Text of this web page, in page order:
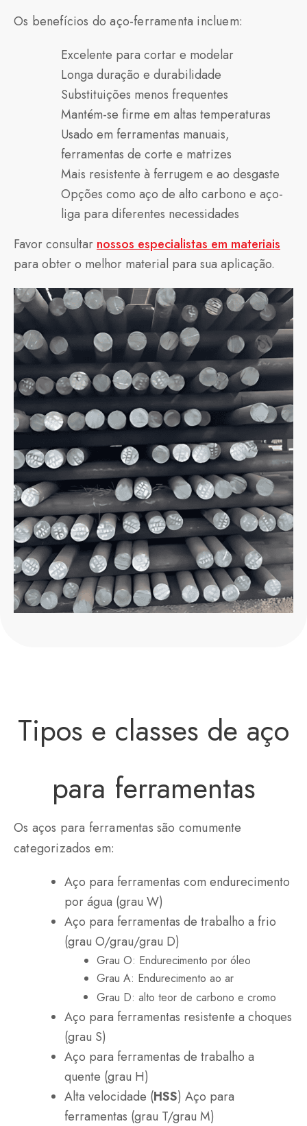
Os benefícios do aço-ferramenta incluem:
Excelente para cortar e modelar
Longa duração e durabilidade
Substituições menos frequentes
Mantém-se firme em altas temperaturas
Usado em ferramentas manuais,
ferramentas de corte e matrizes
Mais resistente à ferrugem e ao desgaste
Opções como aço de alto carbono e aço-
liga para diferentes necessidades
Favor consultar nossos especialistas em materiais
para obter o melhor material para sua aplicação.
Tipos e classes de aço
para ferramentas
Os aços para ferramentas são comumente
categorizados em:
Aço para ferramentas com endurecimento
por água (grau W)
Aço para ferramentas de trabalho a frio
(grau O/grau/grau D)
Grau O: Endurecimento por óleo
Grau A: Endurecimento ao ar
Grau D: alto teor de carbono e cromo
Aço para ferramentas resistente a choques
(grau S)
Aço para ferramentas de trabalho a
quente (grau H)
Alta velocidade (HSS) Aço para
ferramentas (grau T/grau M)